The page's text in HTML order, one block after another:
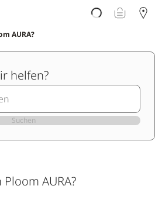
AURA?
helfen?
Suchen
AURA?